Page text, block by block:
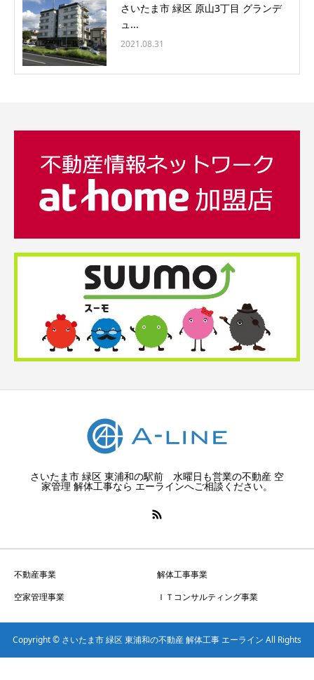
さいたま市 緑区 原山3丁目 グランデ
ュ...
2021.08.31
さいたま市 緑区 東浦和の駅前 水曜日も営業の不動産 空
家管理 解体工事なら エーラインへご相談ください。
不動産事業
解体工事事業
空家管理事業
ＩＴコンサルティング事業
Copyright © さいたま市 緑区 東浦和の不動産 解体工事 エーライン All Rights